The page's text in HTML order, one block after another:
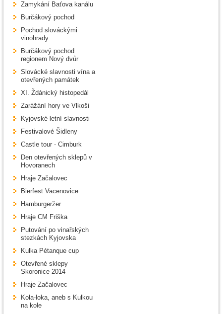
Zamykání Baťova kanálu
Burčákový pochod
Pochod slováckými
vinohrady
Burčákový pochod
regionem Nový dvůr
Slovácké slavnosti vína a
otevřených památek
XI. Ždánický histopedál
Zarážání hory ve Vlkoši
Kyjovské letní slavnosti
Festivalové Šidleny
Castle tour - Cimburk
Den otevřených sklepů v
Hovoranech
Hraje Začalovec
Bierfest Vacenovice
Hamburgeržer
Hraje CM Friška
Putování po vinařských
stezkách Kyjovska
Kulka Pétanque cup
Otevřené sklepy
Skoronice 2014
Hraje Začalovec
Kola-loka, aneb s Kulkou
na kole